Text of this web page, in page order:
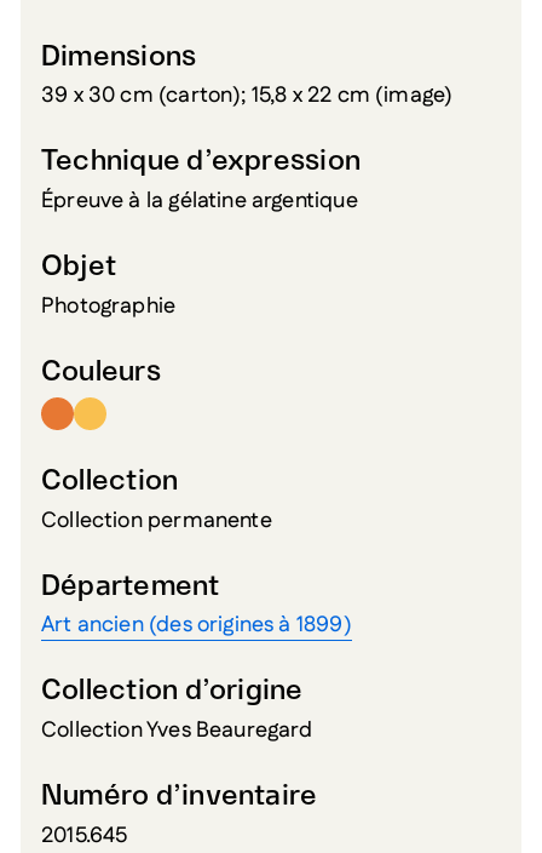
Dimensions
39 x 30 cm (carton); 15,8 x 22 cm (image)
Technique d’expression
Épreuve à la gélatine argentique
Objet
Photographie
Couleurs
Collection
Collection permanente
Département
Art ancien (des origines à 1899)
Collection d’origine
Collection Yves Beauregard
Numéro d’inventaire
2015.645